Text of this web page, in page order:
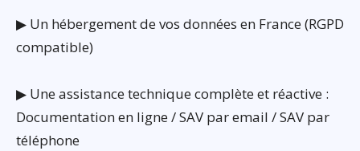
▶ Un hébergement de vos données en France (RGPD
compatible)
▶ Une assistance technique complète et réactive :
Documentation en ligne / SAV par email / SAV par
téléphone